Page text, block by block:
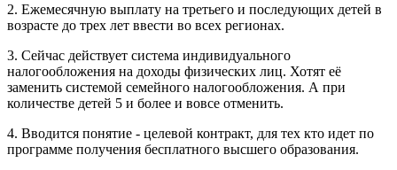
2. Ежемесячную выплату на третьего и последующих детей в
возрасте до трех лет ввести во всех регионах.
3. Сейчас действует система индивидуального
налогообложения на доходы физических лиц. Хотят её
заменить системой семейного налогообложения. А при
количестве детей 5 и более и вовсе отменить.
4. Вводится понятие - целевой контракт, для тех кто идет по
программе получения бесплатного высшего образования.